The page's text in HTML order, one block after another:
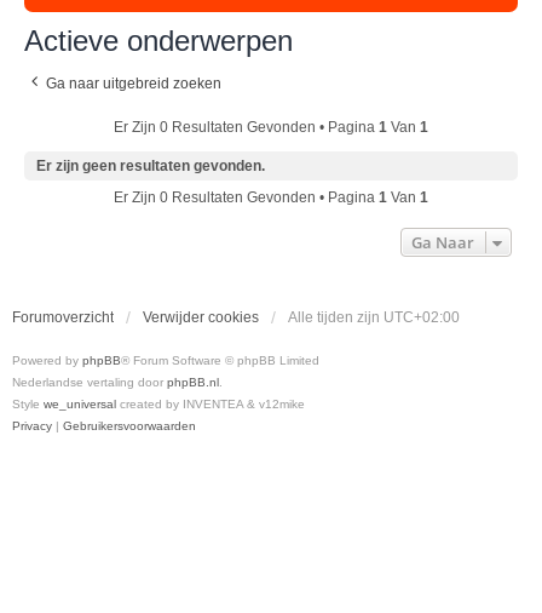
Actieve onderwerpen
Ga naar uitgebreid zoeken
Er Zijn 0 Resultaten Gevonden • Pagina 1 Van 1
Er zijn geen resultaten gevonden.
Er Zijn 0 Resultaten Gevonden • Pagina 1 Van 1
Ga Naar
Forumoverzicht Verwijder cookies Alle tijden zijn UTC+02:00
Powered by phpBB® Forum Software © phpBB Limited
Nederlandse vertaling door phpBB.nl
Style we_universal created by INVENTEA & v12mike
Privacy | Gebruikersvoorwaarden